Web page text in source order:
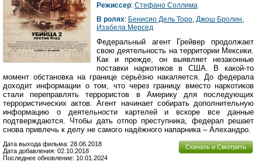
Режиссер: Стефано Соллима
В ролях: Бенисио Дель Торо, Джош Бролин,
Изабела Мерсед
Федеральный агент Грейвер продолжает
свою деятельность на территории Мексики.
Как и прежде, он выявляет незаконные
поставки наркотиков в США. В какой-то
момент обстановка на границе серьёзно накаляется. До федерала
доходит информации о том, что через границу вместо наркотиков
стали переправлять террористов в Америку для последующих
террористических актов. Агент начинает собирать дополнительную
информацию о деятельности картелей и вскоре все данные
подтверждаются. Чтобы дать отпор преступника, федерал решает
снова привлечь к делу не самого надёжного напарника – Алехандро.
Скачать и Смотреть
Дата выхода фильма: 28.06.2018
Дата добавления: 02.10.2018
Последнее обновление: 10.01.2024